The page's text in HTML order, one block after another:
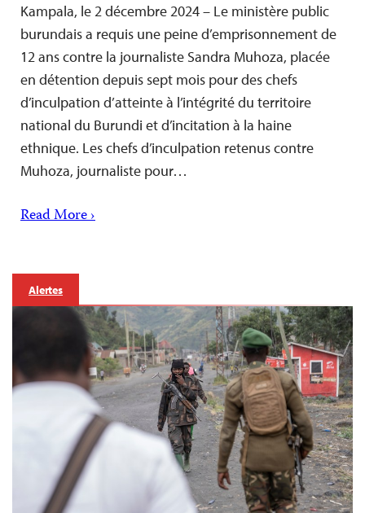
Kampala, le 2 décembre 2024 – Le ministère public
burundais a requis une peine d’emprisonnement de
12 ans contre la journaliste Sandra Muhoza, placée
en détention depuis sept mois pour des chefs
d’inculpation d’atteinte à l’intégrité du territoire
national du Burundi et d’incitation à la haine
ethnique. Les chefs d’inculpation retenus contre
Muhoza, journaliste pour…
Read More ›
Alertes